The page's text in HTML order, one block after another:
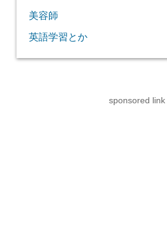
美容師
英語学習とか
sponsored link